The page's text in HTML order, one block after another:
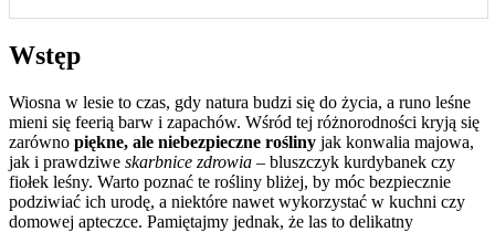
Wstęp
Wiosna w lesie to czas, gdy natura budzi się do życia, a runo leśne
mieni się feerią barw i zapachów. Wśród tej różnorodności kryją się
zarówno piękne, ale niebezpieczne rośliny jak konwalia majowa,
jak i prawdziwe skarbnice zdrowia – bluszczyk kurdybanek czy
fiołek leśny. Warto poznać te rośliny bliżej, by móc bezpiecznie
podziwiać ich urodę, a niektóre nawet wykorzystać w kuchni czy
domowej apteczce. Pamiętajmy jednak, że las to delikatny